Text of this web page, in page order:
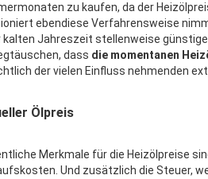
zu kaufen, da der
ebendiese Verfahrensweise
kalten Jahreszeit stellenweise
dass die momentanen
der vielen Einfluss nehmenden
Ölpreis
Merkmale für die Heizölpreise
Und zusätzlich die Steuer,